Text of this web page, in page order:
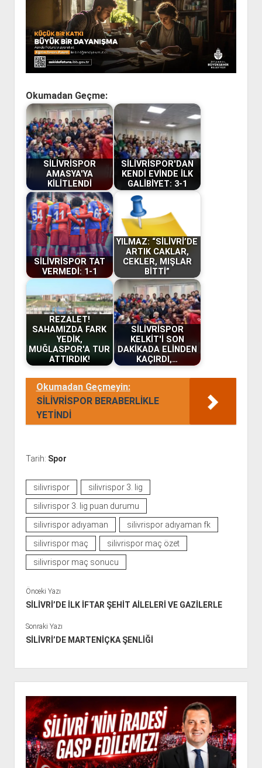
Okumadan Geçme:
SİLİVRİSPOR
AMASYA'YA
KİLİTLENDİ
SİLİVRİSPOR'DAN
KENDİ EVİNDE İLK
GALİBİYET: 3-1
SİLİVRİSPOR TAT
VERMEDİ: 1-1
YILMAZ: “SİLİVRİ’DE
ARTIK CAKLAR,
CEKLER, MIŞLAR
BİTTİ”
REZALET!
SAHAMIZDA FARK
YEDİK,
MUĞLASPOR'A TUR
ATTIRDIK!
SİLİVRİSPOR
KELKİT'İ SON
DAKİKADA ELİNDEN
KAÇIRDI,…
Okumadan Geçmeyin:
SİLİVRİSPOR BERABERLİKLE
YETİNDİ
Tarih: Spor
silivrispor
silivrispor 3. lig
silivrispor 3. lig puan durumu
silivrispor adıyaman
silivrispor adıyaman fk
silivrispor maç
silivrispor maç özet
silivrispor maç sonucu
Önceki Yazı
SİLİVRİ’DE İLK İFTAR ŞEHİT AİLELERİ VE GAZİLERLE
Sonraki Yazı
SİLİVRİ’DE MARTENİÇKA ŞENLİĞİ